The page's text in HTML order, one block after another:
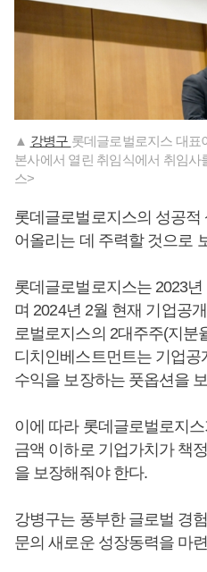
▲ 강병구 롯데글로벌로지스 대표
본사에서 열린 취임식에서 취임
스>
롯데글로벌로지스의 성공
어올리는 데 주력할 것으로
롯데글로벌로지스는 2023
며 2024년 2월 현재 기업공
로벌로지스의 2대주주(지분
디치인베스트먼트는 기업
수익을 보장하는 풋옵션을
이에 따라 롯데글로벌로지
금액 이하로 기업가치가 책
을 보장해줘야 한다.
강병구는 풍부한 글로벌 경
문의 새로운 성장동력을 마